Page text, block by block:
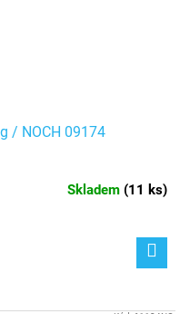
/ NOCH 09174
Skladem (11 ks)